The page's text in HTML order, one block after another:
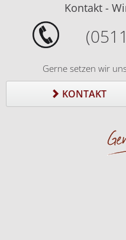
Kontakt -
Gerne setzen wir
KONTAKT